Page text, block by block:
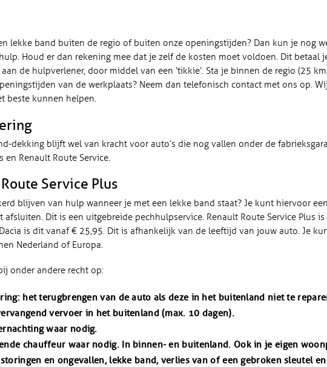
lekke band buiten de regio of buiten onze openingstijden? Dan kun je nog
Houd er dan rekening mee dat je zelf de kosten moet voldoen. Dit betaal
de hulpverlener, door middel van een ‘tikkie’. Sta je binnen de regio (25
van de werkplaats? Neem dan telefonisch contact met ons op.
beste kunnen helpen.
dekking blijft wel van kracht voor auto’s die nog vallen onder de
en Renault Route Service.
Service Plus
blijven van hulp wanneer je met een lekke band staat? Je kunt hiervoor
afsluiten. Dit is een uitgebreide pechhulpservice. Renault Route Service Plus
is dit vanaf € 25,95. Dit is afhankelijk van de leeftijd van jouw auto. Je
Nederland of Europa.
onder andere recht op:
het terugbrengen van de auto als deze in het buitenland niet te
vervoer in het buitenland (max. 10 dagen).
waar nodig.
chauffeur waar nodig. In binnen- en buitenland. Ook in je eigen
en ongevallen, lekke band, verlies van of een gebroken sleutel